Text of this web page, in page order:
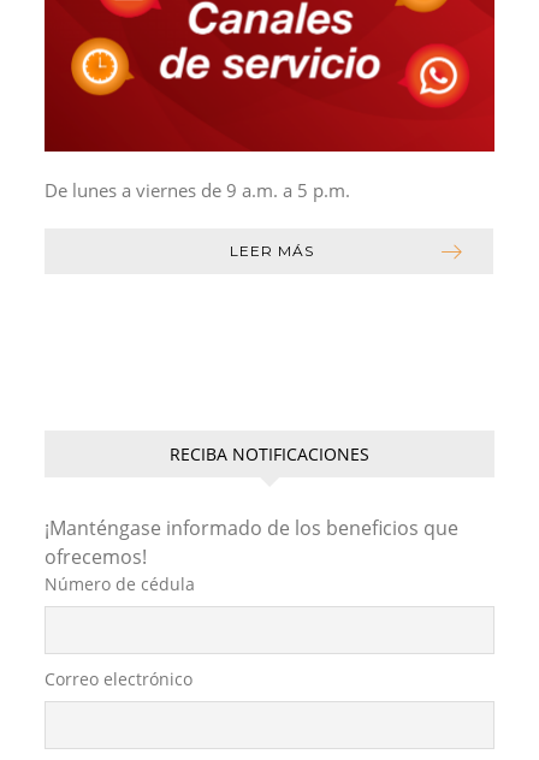
De lunes a viernes de 9 a.m. a 5 p.m.
LEER MÁS
RECIBA NOTIFICACIONES
¡Manténgase informado de los beneficios que
ofrecemos!
Número de cédula
Correo electrónico